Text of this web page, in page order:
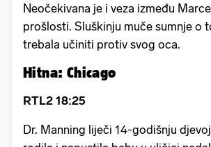
Neočekivana je i veza između
prošlosti. Sluškinju muče sumnje o
trebala učiniti protiv svog oca.
Hitna: Chicago
RTL2 18:25
Dr. Manning liječi 14-godišnju